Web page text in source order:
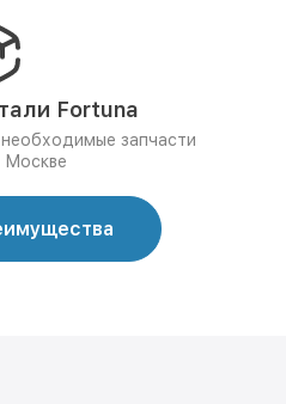
Fortuna
запчасти
Москве